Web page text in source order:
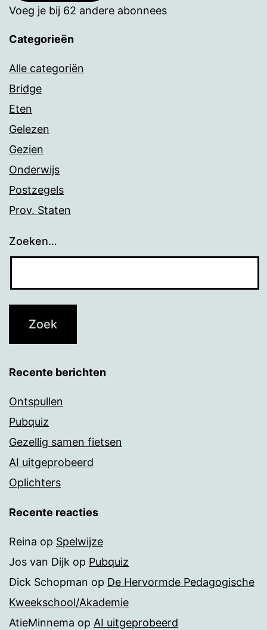
Voeg je bij 62 andere abonnees
Categorieën
Alle categoriën
Bridge
Eten
Gelezen
Gezien
Onderwijs
Postzegels
Prov. Staten
Zoeken…
Recente berichten
Ontspullen
Pubquiz
Gezellig samen fietsen
AI uitgeprobeerd
Oplichters
Recente reacties
Reina op Spelwijze
Jos van Dijk op Pubquiz
Dick Schopman op De Hervormde Pedagogische
Kweekschool/Akademie
AtieMinnema op AI uitgeprobeerd